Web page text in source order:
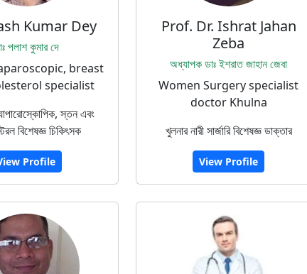
Kumar Dey
পলাশ কুমার দে
breast
specialist
স্তন এবং
বিশেষজ্ঞ চিকিৎসক
Profile
Prof. Dr. Ishrat Jahan
Zeba
অধ্যাপক ডাঃ ইশরাত জাহান জেবা
Women Surgery specialist
doctor Khulna
খুলনার নারী সার্জারি বিশেষজ্ঞ ডাক্তার
View Profile